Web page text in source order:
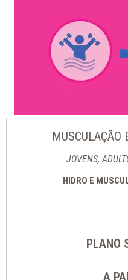
MUSCULAÇÃO
JOVENS,
HIDRO E
PLANO
A